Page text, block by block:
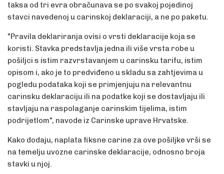
taksa od tri evra obračunava se po svakoj pojedinoj
stavci navedenoj u carinskoj deklaraciji, a ne po paketu.
"Pravila deklariranja ovisi o vrsti deklaracije koja se
koristi. Stavka predstavlja jedna ili više vrsta robe u
pošiljci s istim razvrstavanjem u carinsku tarifu, istim
opisom i, ako je to predviđeno u skladu sa zahtjevima u
pogledu podataka koji se primjenjuju na relevantnu
carinsku deklaraciju ili na podatke koji se dostavljaju ili
stavljaju na raspolaganje carinskim tijelima, istim
podrijetlom", navode iz Carinske uprave Hrvatske.
Kako dodaju, naplata fiksne carine za ove pošiljke vrši se
na temelju uvozne carinske deklaracije, odnosno broja
stavki u njoj.